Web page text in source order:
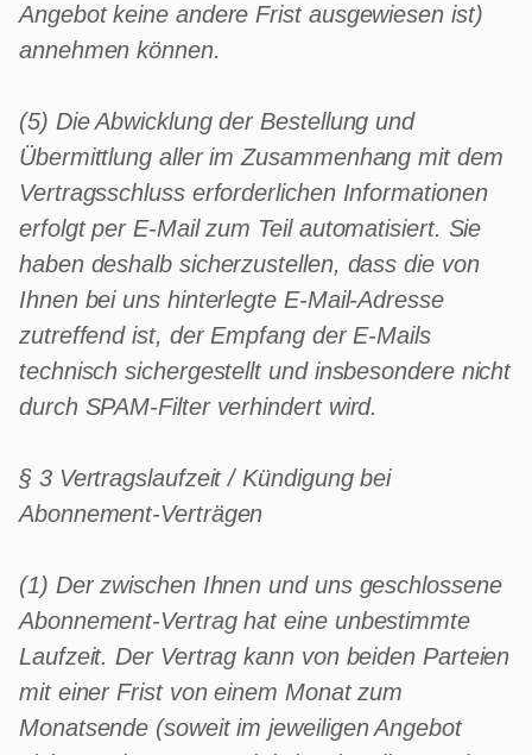
Angebot keine andere Frist ausgewiesen ist)
annehmen können.
(5) Die Abwicklung der Bestellung und
Übermittlung aller im Zusammenhang mit dem
Vertragsschluss erforderlichen Informationen
erfolgt per E-Mail zum Teil automatisiert. Sie
haben deshalb sicherzustellen, dass die von
Ihnen bei uns hinterlegte E-Mail-Adresse
zutreffend ist, der Empfang der E-Mails
technisch sichergestellt und insbesondere nicht
durch SPAM-Filter verhindert wird.
§ 3 Vertragslaufzeit / Kündigung bei
Abonnement-Verträgen
(1) Der zwischen Ihnen und uns geschlossene
Abonnement-Vertrag hat eine unbestimmte
Laufzeit. Der Vertrag kann von beiden Parteien
mit einer Frist von einem Monat zum
Monatsende (soweit im jeweiligen Angebot